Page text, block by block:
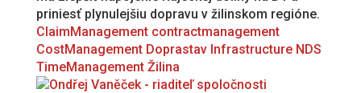
priniesť plynulejšiu dopravu v žilinskom regióne.
ClaimManagement contractmanagement
CostManagement Doprastav Infrastructure NDS
TimeManagement Žilina